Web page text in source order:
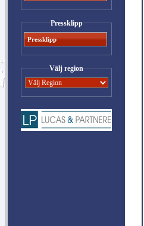
Pressklipp
Pressklipp
Välj region